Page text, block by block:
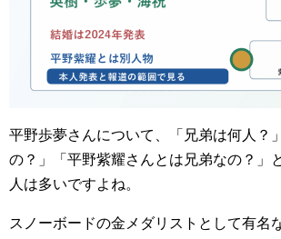
平野歩夢さんについて、「兄弟は何人？
の？」「平野紫耀さんとは兄弟なの？」
人は多いですよね。
スノーボードの金メダリストとして有名